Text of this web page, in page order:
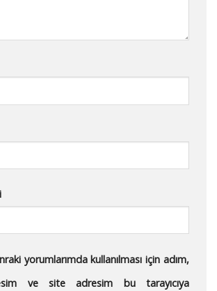
yorumlarımda kullanılması için adım,
ve site adresim bu tarayıcıya